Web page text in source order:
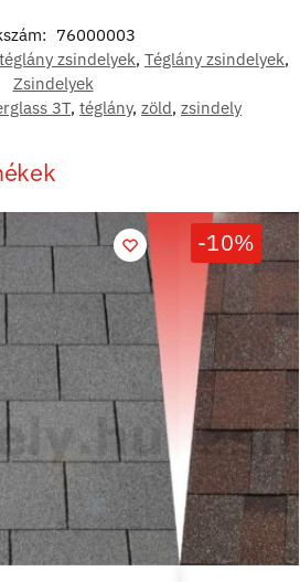
76000003
zsindelyek, Téglány zsindelyek,
Zsindelyek
3T, téglány, zöld, zsindely
-10%